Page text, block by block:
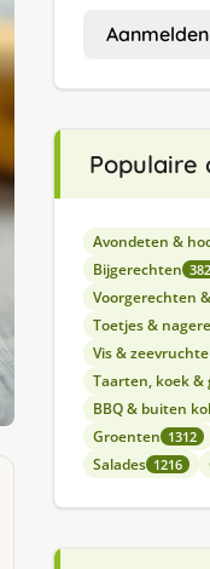
Aanmelden
Populaire
Avondeten &
Bijgerechten
Voorgerechten
Toetjes &
Vis &
Taarten, koek &
BBQ & buiten
Groenten 1312
Salades 1216